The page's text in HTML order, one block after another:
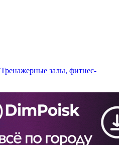
Тренажерные залы, фитнес-